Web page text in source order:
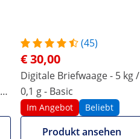
(45)
€ 30,00
Digitale Briefwaage - 5 kg /
0,1 g - Basic
Im Angebot Beliebt
Produkt ansehen